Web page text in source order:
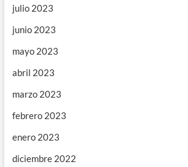
julio 2023
junio 2023
mayo 2023
abril 2023
marzo 2023
febrero 2023
enero 2023
diciembre 2022